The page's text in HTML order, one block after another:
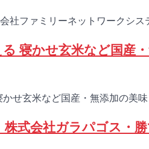
会社ファミリーネットワークシ
寝かせ玄米など国産
せ玄米など国産・無添加の美
株式会社ガラパゴス・